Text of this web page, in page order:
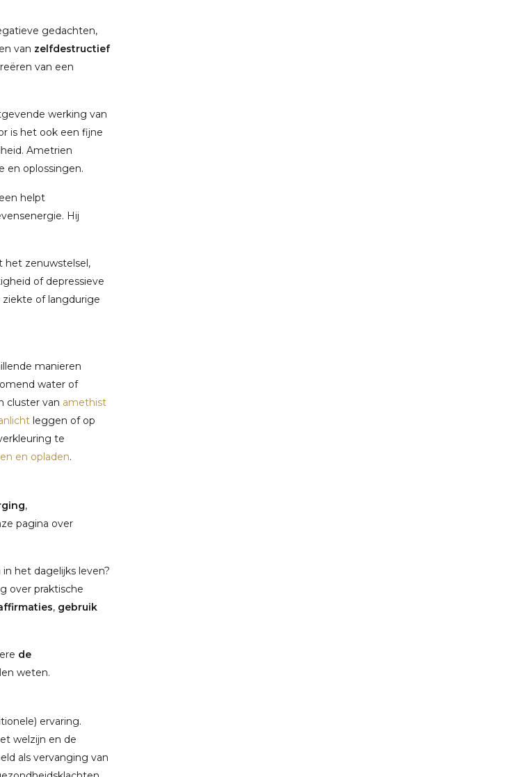
gedachten,
van zelfdestructief
van een
werking van
is het ook een fijne
Ametrien
en oplossingen.
helpt
Hij
zenuwstelsel,
of depressieve
of langdurige
manieren
water of
cluster van amethist
leggen of op
te
en opladen.
,
pagina over
het dagelijks leven?
over praktische
, gebruik
de
weten.
ervaring.
welzijn en de
als vervanging van